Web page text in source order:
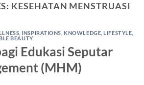
KESEHATAN MENSTRUASI
INSPIRATIONS KNOWLEDGE ,LIFESTYLE
BEAUTY
Edukasi Seputar
(MHM)